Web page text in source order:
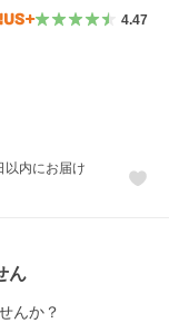
4.47
以内にお届け
ん
んか？